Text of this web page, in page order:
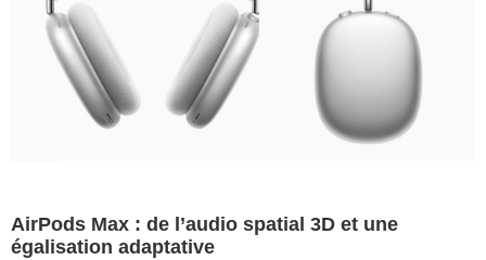
AirPods Max : de l’audio spatial 3D et une
égalisation adaptative